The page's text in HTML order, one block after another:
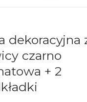
dekoracyjna
czarno
+ 2